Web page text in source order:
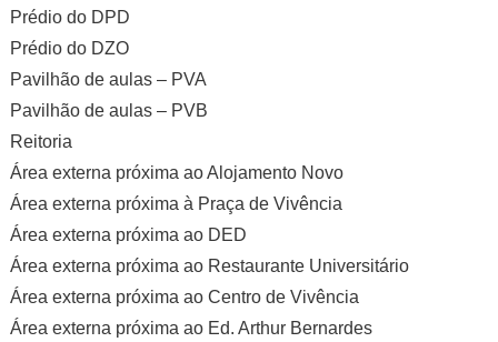
Prédio do DPD
Prédio do DZO
Pavilhão de aulas – PVA
Pavilhão de aulas – PVB
Reitoria
Área externa próxima ao Alojamento Novo
Área externa próxima à Praça de Vivência
Área externa próxima ao DED
Área externa próxima ao Restaurante Universitário
Área externa próxima ao Centro de Vivência
Área externa próxima ao Ed. Arthur Bernardes